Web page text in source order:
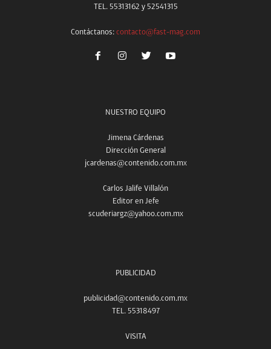
TEL. 55313162 y 52541315
Contáctanos: contacto@fast-mag.com
NUESTRO EQUIPO
Jimena Cárdenas
Dirección General
jcardenas@contenido.com.mx
Carlos Jalife Villalón
Editor en Jefe
scuderiargz@yahoo.com.mx
PUBLICIDAD
publicidad@contenido.com.mx
TEL. 55318497
VISITA